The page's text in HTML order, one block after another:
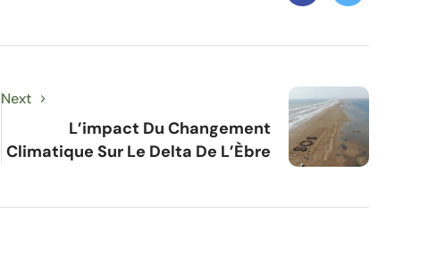
Next
L’impact Du Changement
Climatique Sur Le Delta De L’Èbre